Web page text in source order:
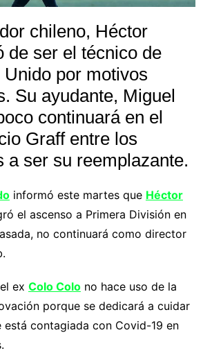
chileno, Héctor
de ser el técnico de
por motivos
Su ayudante, Miguel
continuará en el
Graff entre los
a ser su reemplazante.
informó este martes que Héctor
el ascenso a Primera División en
no continuará como director
ex Colo Colono hace uso de la
porque se dedicará a cuidar
está contagiada con Covid-19 en